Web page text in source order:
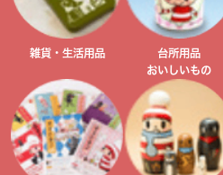
雑貨・生活用品
台所用品
おいしいもの